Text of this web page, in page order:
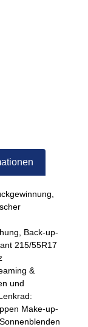
Back-up-
215/55R17
&
und
Make-up-